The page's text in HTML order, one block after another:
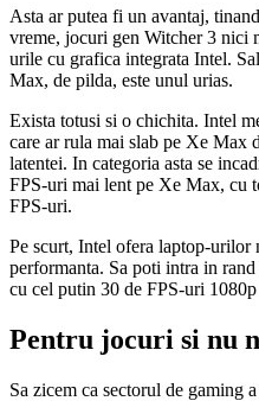
Asta ar putea fi un avantaj,
vreme, jocuri gen Witcher 3 nici
urile cu grafica integrata Intel.
Max, de pilda, este unul urias.
Exista totusi si o chichita. Intel
care ar rula mai slab pe Xe Max
latentei. In categoria asta se
FPS-uri mai lent pe Xe Max, cu
FPS-uri.
Pe scurt, Intel ofera laptop-urilor
performanta. Sa poti intra in
cu cel putin 30 de FPS-uri
Pentru jocuri si nu
Sa zicem ca sectorul de gaming